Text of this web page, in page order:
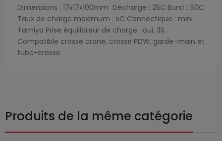
Dimensions : 17x17x100mm Décharge : 25C Burst : 50C
Taux de charge maximum : 5C Connectique : mini
Tamiya Prise équilibreur de charge : oui, 3S
Compatible crosse crane, crosse PDW, garde-main et
tube-crosse
Produits de la même catégorie